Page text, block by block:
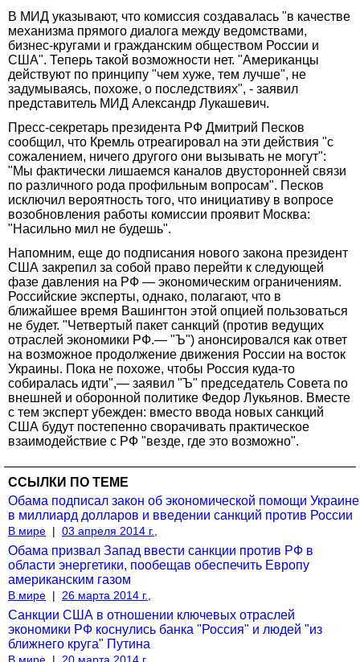
В МИД указывают, что комиссия создавалась "в качестве
механизма прямого диалога между ведомствами,
бизнес-кругами и гражданским обществом России и
США". Теперь такой возможности нет. "Американцы
действуют по принципу "чем хуже, тем лучше", не
задумываясь, похоже, о последствиях", - заявил
представитель МИД Александр Лукашевич.
Пресс-секретарь президента РФ Дмитрий Песков
сообщил, что Кремль отреагировал на эти действия "с
сожалением, ничего другого они вызывать не могут":
"Мы фактически лишаемся каналов двусторонней связи
по различного рода профильным вопросам". Песков
исключил вероятность того, что инициативу в вопросе
возобновления работы комиссии проявит Москва:
"Насильно мил не будешь".
Напомним, еще до подписания нового закона президент
США закрепил за собой право перейти к следующей
фазе давления на РФ — экономическим ограничениям.
Российские эксперты, однако, полагают, что в
ближайшее время Вашингтон этой опцией пользоваться
не будет. "Четвертый пакет санкций (против ведущих
отраслей экономики РФ.— "Ъ") анонсировался как ответ
на возможное продолжение движения России на восток
Украины. Пока не похоже, чтобы Россия куда-то
собиралась идти",— заявил "Ъ" председатель Совета по
внешней и оборонной политике Федор Лукьянов. Вместе
с тем эксперт убежден: вместо ввода новых санкций
США будут постепенно сворачивать практическое
взаимодействие с РФ "везде, где это возможно".
ССЫЛКИ ПО ТЕМЕ
Обама подписал закон об экономической помощи Украине
в миллиард долларов и введении санкций против России
В мире | 03 апреля 2014 г.,
Обама призвал Запад ввести санкции против РФ в
области энергетики, пообещав обеспечить Европу
американским газом
В мире | 26 марта 2014 г.,
Санкции США в отношении ключевых отраслей
экономики РФ коснулись банка "Россия" и людей "из
ближнего круга" Путина
В мире | 20 марта 2014 г.,